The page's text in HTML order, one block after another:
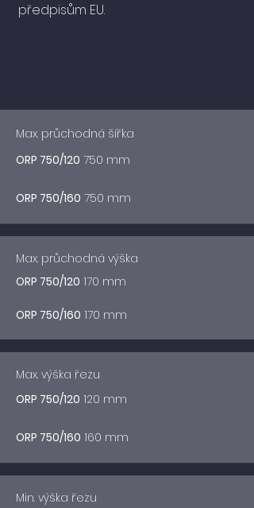
předpisům EU.
Max. průchodná šířka
ORP 750/120 750 mm
ORP 750/160 750 mm
Max. průchodná výška
ORP 750/120 170 mm
ORP 750/160 170 mm
Max. výška řezu
ORP 750/120 120 mm
ORP 750/160 160 mm
Min. výška řezu